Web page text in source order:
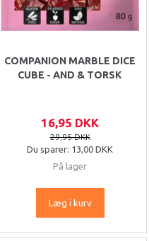
COMPANION MARBLE DICE
CUBE - AND & TORSK
16,95 DKK
29,95 DKK
Du sparer: 13,00 DKK
På lager
Læg i kurv